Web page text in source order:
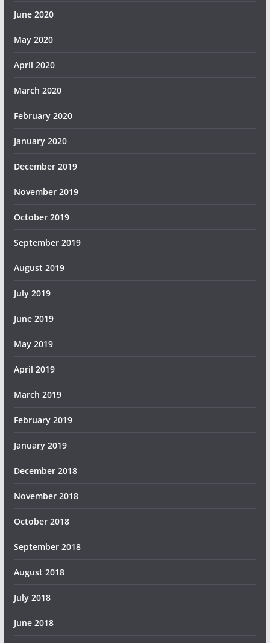
June 2020
May 2020
April 2020
March 2020
February 2020
January 2020
December 2019
November 2019
October 2019
September 2019
August 2019
July 2019
June 2019
May 2019
April 2019
March 2019
February 2019
January 2019
December 2018
November 2018
October 2018
September 2018
August 2018
July 2018
June 2018